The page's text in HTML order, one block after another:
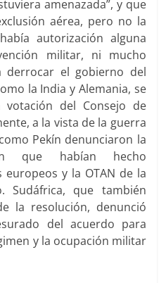
amenazada”, y que
aérea, pero no la
autorización alguna
militar, ni mucho
derrocar el gobierno del
la India y Alemania, se
votación del Consejo de
a la vista de la guerra
Pekín denunciaron la
que habían hecho
europeos y la OTAN de la
Sudáfrica, que también
la resolución, denunció
del acuerdo para
y la ocupación militar